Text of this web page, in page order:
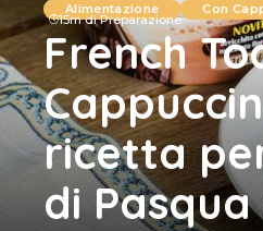
Alimentazione Con
15m di Preparazione
French
ricetta
di